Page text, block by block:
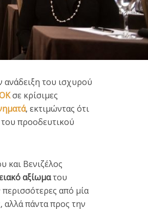
ανάδειξη του ισχυρού
σε κρίσιμες
, εκτιμώντας ότι
προοδευτικού
και Βενιζέλος
αξίωματου
από μία
αλλά πάντα προς την
υποβολή των φορολογικών